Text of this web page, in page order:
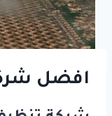
افضل